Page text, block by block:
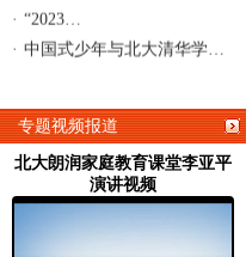
· “2023…
· 中国式少年与北大清华学…
专题视频报道
北大朗润家庭教育课堂李亚平
演讲视频